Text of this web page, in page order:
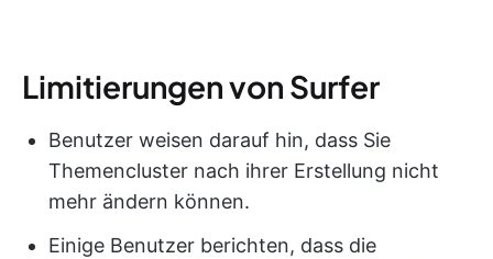
Limitierungen von Surfer
Benutzer weisen darauf hin, dass Sie
Themencluster nach ihrer Erstellung nicht
mehr ändern können.
Einige Benutzer berichten, dass die